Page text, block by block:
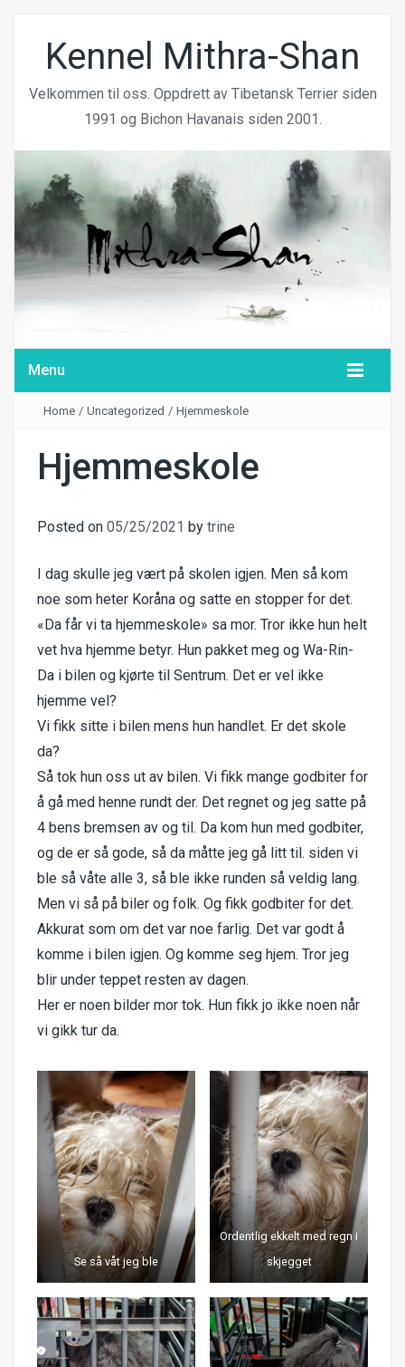
Kennel Mithra-Shan
Velkommen til oss. Oppdrett av Tibetansk Terrier siden
1991 og Bichon Havanais siden 2001.
Menu
Home / Uncategorized / Hjemmeskole
Hjemmeskole
Posted on 05/25/2021 by trine
I dag skulle jeg vært på skolen igjen. Men så kom
noe som heter Koråna og satte en stopper for det.
«Da får vi ta hjemmeskole» sa mor. Tror ikke hun helt
vet hva hjemme betyr. Hun pakket meg og Wa-Rin-
Da i bilen og kjørte til Sentrum. Det er vel ikke
hjemme vel?
Vi fikk sitte i bilen mens hun handlet. Er det skole
da?
Så tok hun oss ut av bilen. Vi fikk mange godbiter for
å gå med henne rundt der. Det regnet og jeg satte på
4 bens bremsen av og til. Da kom hun med godbiter,
og de er så gode, så da måtte jeg gå litt til. siden vi
ble så våte alle 3, så ble ikke runden så veldig lang.
Men vi så på biler og folk. Og fikk godbiter for det.
Akkurat som om det var noe farlig. Det var godt å
komme i bilen igjen. Og komme seg hjem. Tror jeg
blir under teppet resten av dagen.
Her er noen bilder mor tok. Hun fikk jo ikke noen når
vi gikk tur da.
Se så våt jeg ble
Ordentlig ekkelt med regn i
skjegget